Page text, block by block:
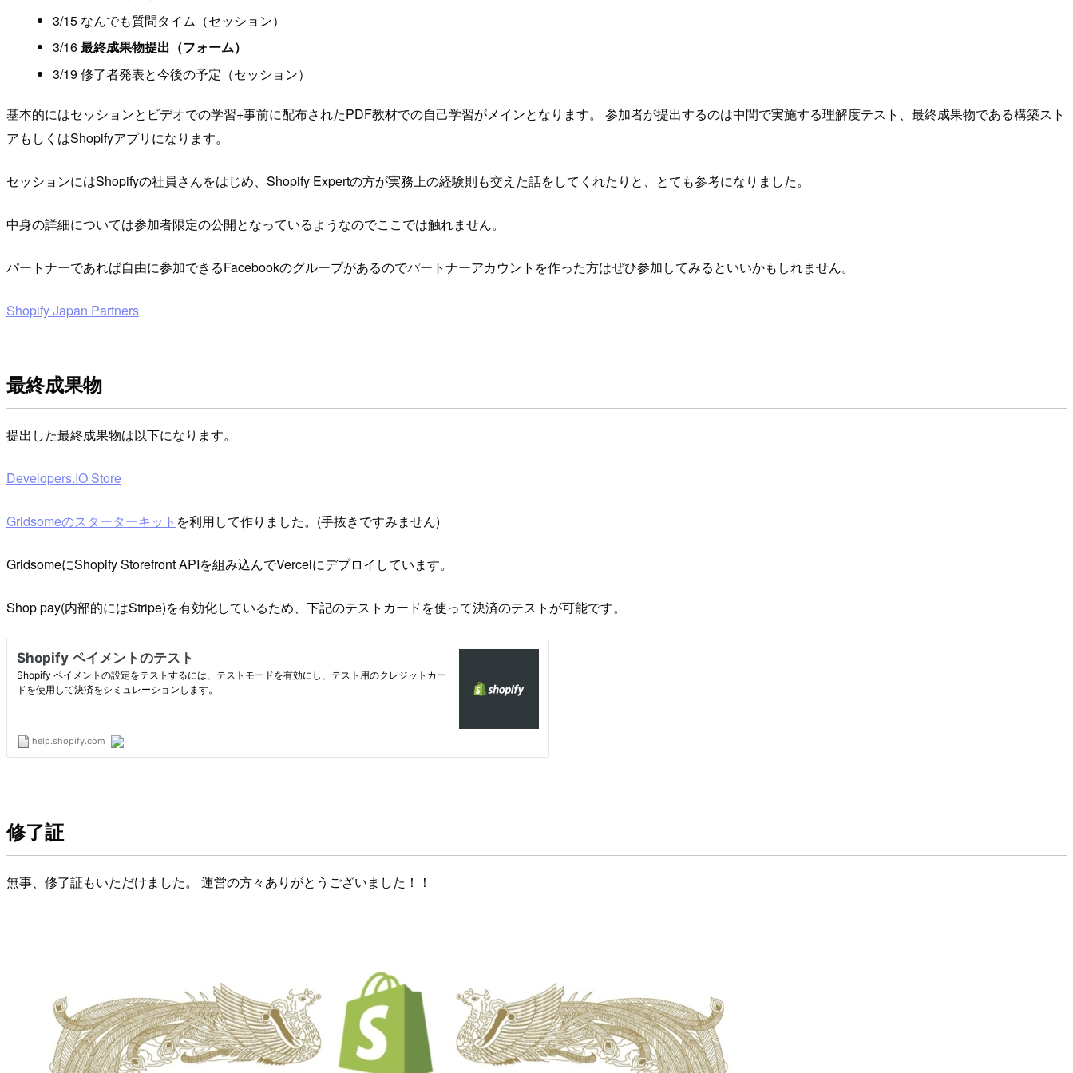
3/15 なんでも質問タイム（セッション）
3/16最終成果物提出（フォーム）
3/19 修了者発表と今後の予定（セッション）
基本的にはセッションとビデオでの学習+事前に配布されたPDF教材での自己学習がメインとなります。 参加者が提出するのは中間で実施する理解度テスト、最終成果物である構築スト
アもしくはShopifyアプリになります。
セッションにはShopifyの社員さんをはじめ、Shopify Expertの方が実務上の経験則も交えた話をしてくれたりと、とても参考になりました。
中身の詳細については参加者限定の公開となっているようなのでここでは触れません。
パートナーであれば自由に参加できるFacebookのグループがあるのでパートナーアカウントを作った方はぜひ参加してみるといいかもしれません。
Shopify Japan Partners
最終成果物
提出した最終成果物は以下になります。
Developers.IO Store
Gridsomeのスターターキット を利用して作りました。(手抜きですみません)
GridsomeにShopify Storefront APIを組み込んでVercelにデプロイしています。
Shop pay(内部的にはStripe)を有効化しているため、下記のテストカードを使って決済のテストが可能です。
修了証
無事、修了証もいただけました。 運営の方々ありがとうございました！！